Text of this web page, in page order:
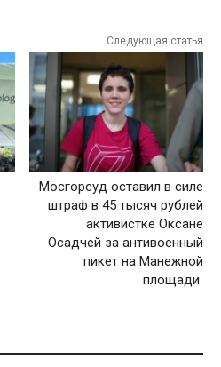
Следующая статья
Мосгорсуд оставил в силе
штраф в 45 тысяч рублей
активистке Оксане
Осадчей за антивоенный
пикет на Манежной
площади